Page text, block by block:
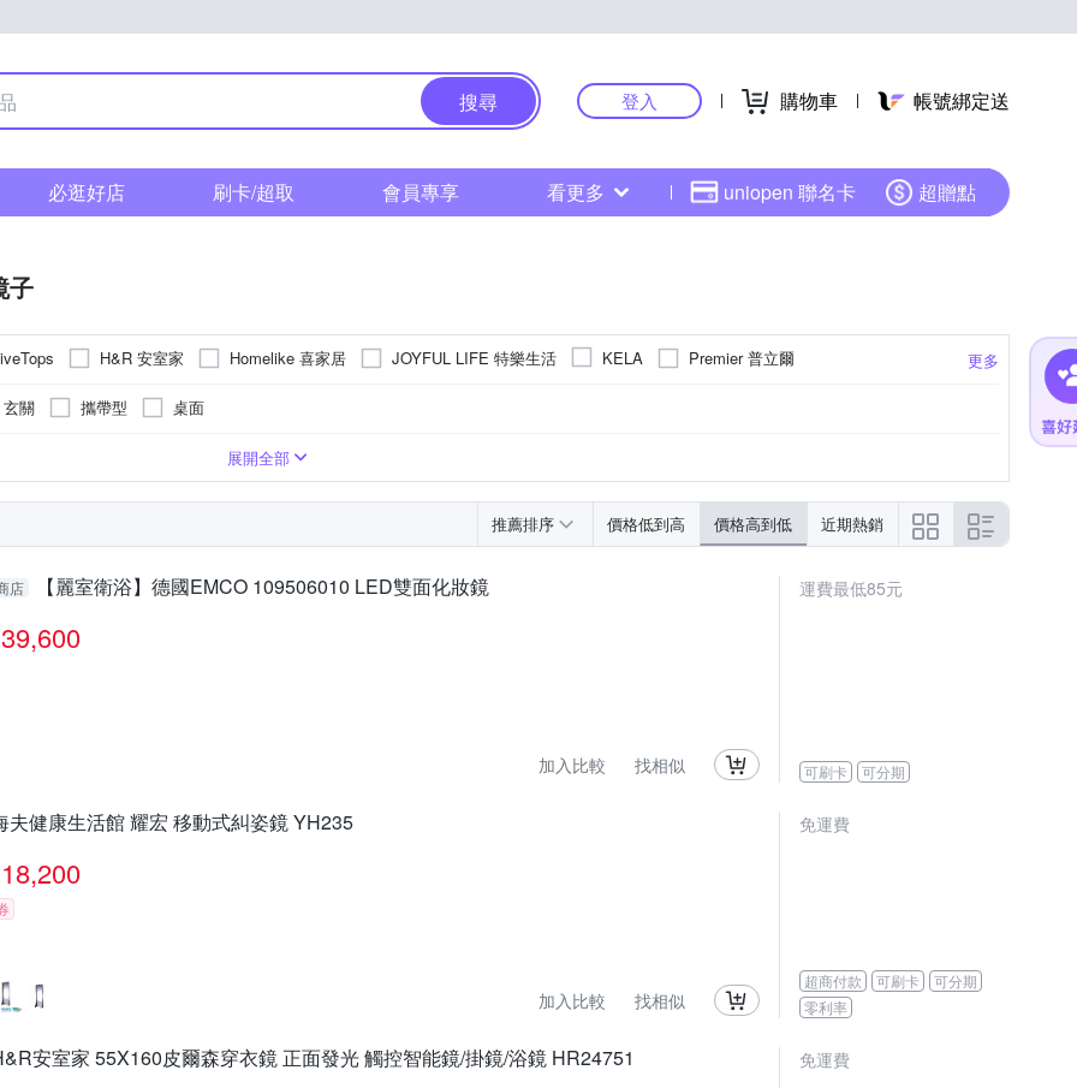
搜尋 登入 購物車 帳號綁定送
必逛好店 刷卡/超取 會員專享 看更多 uniopen 聯名卡 超贈點
子
更多
H&R 安室家 Homelike 喜家居 JOYFUL LIFE 特樂生活 KELA
Premier 普立爾
Rex London
玄關 攜帶型
桌面
桌巾/桌墊 桌曆擺飾
可黏貼；商品內含背膠
展開全部
推薦排序 價格低到高 價格高到低 近期熱銷
店 【麗室衛浴】德國EMCO 109506010 LED雙面化妝鏡
39,600
加入比較 找相似
運費最低85元
可刷卡 可分期
夫健康生活館 耀宏 移動式糾姿鏡 YH235
18,200
加入比較 找相似
免運費
超商付款 可刷卡
可分期
零利率
安室家 55X160皮爾森穿衣鏡 正面發光 觸控智能鏡/掛鏡/浴鏡 HR24751 免運費